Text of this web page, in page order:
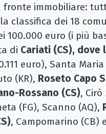
fronte immobiliare:
classifica dei 18
100.000 euro (i più
di Cariati (CS),
euro), Santa
(KR), Roseto Capo
Rossano (CS), Cirò
(FG), Scanno (AQ),
, Campomarino (CB)